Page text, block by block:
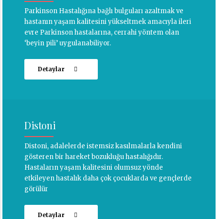
Parkinson Hastalığına bağlı bulguları azaltmak ve
hastanın yaşam kalitesini yükseltmek amacıyla ileri
evre Parkinson hastalarına, cerrahi yöntem olan
‘beyin pili’ uygulanabiliyor.
Detaylar
Distoni
Distoni, adalelerde istemsiz kasılmalarla kendini
gösteren bir hareket bozukluğu hastalığıdır.
Hastaların yaşam kalitesini olumsuz yönde
etkileyen hastalık daha çok çocuklarda ve gençlerde
görülür
Detaylar